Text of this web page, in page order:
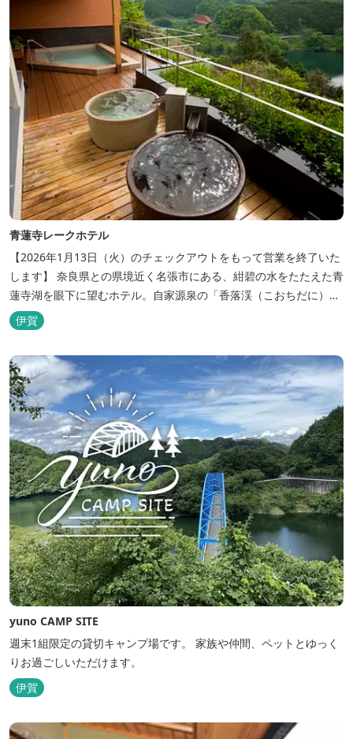
青蓮寺レークホテル
【2026年1月13日（火）のチェックアウトをもって営業を終了いた
します】 奈良県との県境近く名張市にある、紺碧の水をたたえた青
蓮寺湖を眼下に望むホテル。自家源泉の「香落渓（こおちだに）温
泉」は天然アルカリ泉。露天風呂から眺める湖は、遮るものがな
く、絶景と評判です。
伊賀
yuno CAMP SITE
週末1組限定の貸切キャンプ場です。 家族や仲間、ペットとゆっく
りお過ごしいただけます。
伊賀